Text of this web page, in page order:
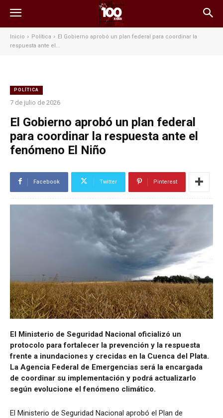
Inicio Política
El Gobierno aprobó un plan federal para coordinar la
respuesta ante el...
POLÍTICA
7 de julio de 2026
El Gobierno aprobó un plan federal
para coordinar la respuesta ante el
fenómeno El Niño
Facebook Twitter Pinterest
El Ministerio de Seguridad Nacional oficializó un
protocolo para fortalecer la prevención y la respuesta
frente a inundaciones y crecidas en la Cuenca del Plata.
La Agencia Federal de Emergencias será la encargada
de coordinar su implementación y podrá actualizarlo
según evolucione el fenómeno climático.
El Ministerio de Seguridad Nacional aprobó el Plan de